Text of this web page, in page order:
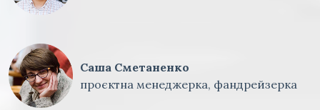
Саша Сметаненко
проєктна менеджерка, фандрейзерка